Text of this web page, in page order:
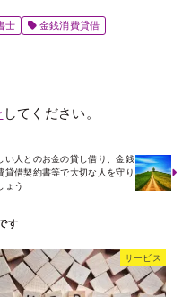
士 金銭消費貸借
してください。
い人とのお金の貸し借り、金銭
貸借契約書等で大切な人を守り
ょう
サービス